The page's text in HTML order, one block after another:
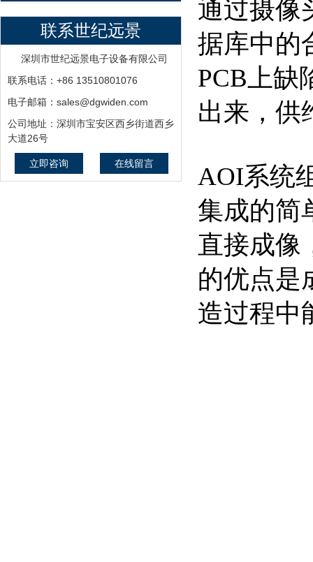
联系世纪远景
深圳市世纪远景电子设备有限公司
联系电话：+86 13510801076
电子邮箱：sales@dgwiden.com
公司地址：深圳市宝安区西乡街道西乡
大道26号
立即咨询 在线留言
通过摄像
据库中的
PCB上缺
出来，供
AOI系统
集成的简
直接成像
的优点是
造过程中